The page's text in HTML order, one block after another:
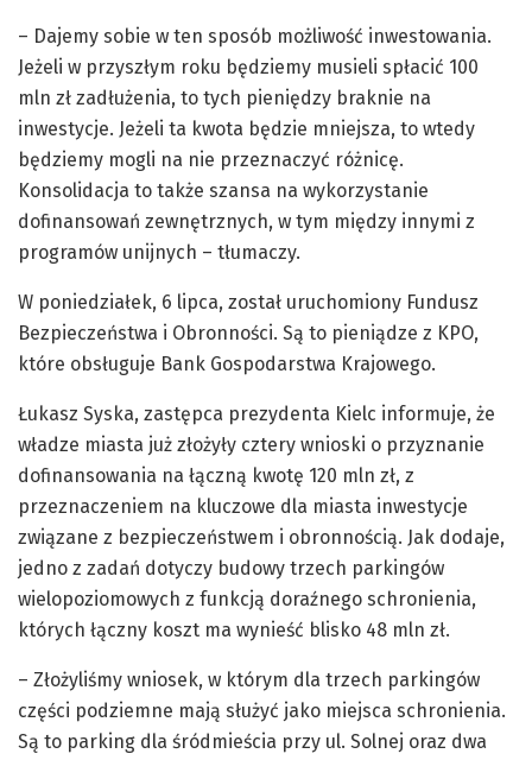
– Dajemy sobie w ten sposób możliwość inwestowania.
Jeżeli w przyszłym roku będziemy musieli spłacić 100
mln zł zadłużenia, to tych pieniędzy braknie na
inwestycje. Jeżeli ta kwota będzie mniejsza, to wtedy
będziemy mogli na nie przeznaczyć różnicę.
Konsolidacja to także szansa na wykorzystanie
dofinansowań zewnętrznych, w tym między innymi z
programów unijnych – tłumaczy.
W poniedziałek, 6 lipca, został uruchomiony Fundusz
Bezpieczeństwa i Obronności. Są to pieniądze z KPO,
które obsługuje Bank Gospodarstwa Krajowego.
Łukasz Syska, zastępca prezydenta Kielc informuje, że
władze miasta już złożyły cztery wnioski o przyznanie
dofinansowania na łączną kwotę 120 mln zł, z
przeznaczeniem na kluczowe dla miasta inwestycje
związane z bezpieczeństwem i obronnością. Jak dodaje,
jedno z zadań dotyczy budowy trzech parkingów
wielopoziomowych z funkcją doraźnego schronienia,
których łączny koszt ma wynieść blisko 48 mln zł.
– Złożyliśmy wniosek, w którym dla trzech parkingów
części podziemne mają służyć jako miejsca schronienia.
Są to parking dla śródmieścia przy ul. Solnej oraz dwa